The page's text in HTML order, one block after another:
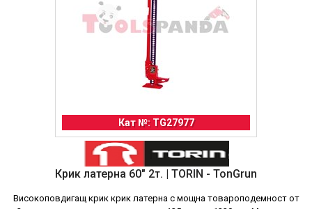
Кат №: TG27977
Крик латерна 60" 2т. | TORIN - TonGrun
Високоповдигащ крик крик латерна с мощна товароподемност от